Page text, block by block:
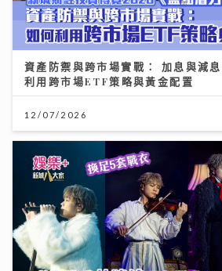
資產防禦與跨市場實戰： 加息與減
利用跨市場ETF策略與黃金配置
12/07/2026